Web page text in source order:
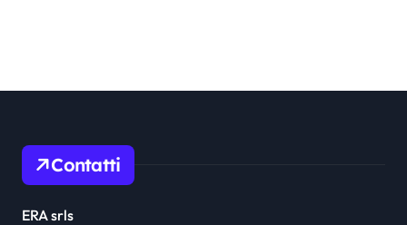
Contatti
ERA srls